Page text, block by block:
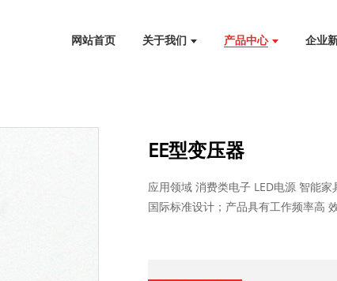
网站首页 关于我们 产品中心 企业
EE型变压器
应用领域 消费类电子 LED电源 智能
国际标准设计；产品具有工作频率高